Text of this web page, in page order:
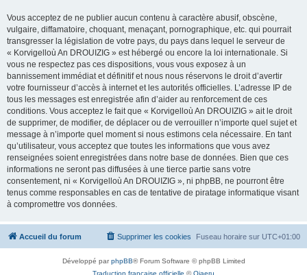
Vous acceptez de ne publier aucun contenu à caractère abusif, obscène,
vulgaire, diffamatoire, choquant, menaçant, pornographique, etc. qui pourrait
transgresser la législation de votre pays, du pays dans lequel le serveur de
« Korvigelloù An DROUIZIG » est hébergé ou encore la loi internationale. Si
vous ne respectez pas ces dispositions, vous vous exposez à un
bannissement immédiat et définitif et nous nous réservons le droit d’avertir
votre fournisseur d’accès à internet et les autorités officielles. L’adresse IP de
tous les messages est enregistrée afin d’aider au renforcement de ces
conditions. Vous acceptez le fait que « Korvigelloù An DROUIZIG » ait le droit
de supprimer, de modifier, de déplacer ou de verrouiller n’importe quel sujet et
message à n’importe quel moment si nous estimons cela nécessaire. En tant
qu’utilisateur, vous acceptez que toutes les informations que vous avez
renseignées soient enregistrées dans notre base de données. Bien que ces
informations ne seront pas diffusées à une tierce partie sans votre
consentement, ni « Korvigelloù An DROUIZIG », ni phpBB, ne pourront être
tenus comme responsables en cas de tentative de piratage informatique visant
à compromettre vos données.
Accueil du forum Fuseau horaire sur UTC+01:00
Supprimer les cookies
Développé parphpBB® Forum Software © phpBB Limited
Traduction française officielle ©Qiaeru